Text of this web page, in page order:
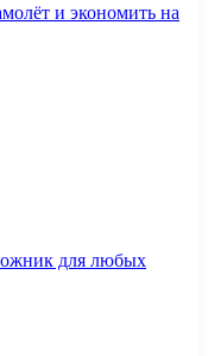
и экономить на
для любых